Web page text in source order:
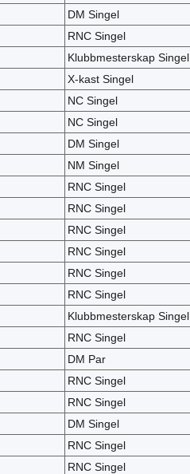
DM Singel
RNC Singel
Klubbmesterskap Singel
X-kast Singel
NC Singel
NC Singel
DM Singel
NM Singel
RNC Singel
RNC Singel
RNC Singel
RNC Singel
RNC Singel
RNC Singel
Klubbmesterskap Singel
RNC Singel
DM Par
RNC Singel
RNC Singel
DM Singel
RNC Singel
RNC Singel